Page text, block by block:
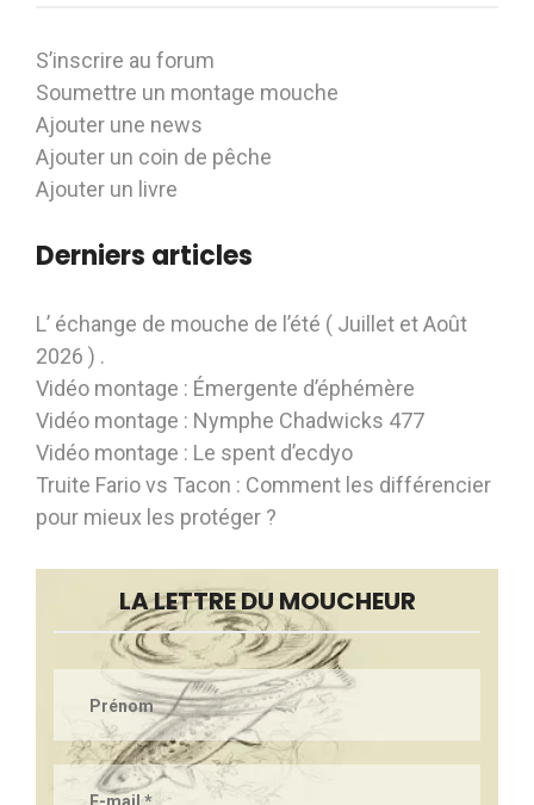
S’inscrire au forum
Soumettre un montage mouche
Ajouter une news
Ajouter un coin de pêche
Ajouter un livre
Derniers articles
L’ échange de mouche de l’été ( Juillet et Août
2026 ) .
Vidéo montage : Émergente d’éphémère
Vidéo montage : Nymphe Chadwicks 477
Vidéo montage : Le spent d’ecdyo
Truite Fario vs Tacon : Comment les différencier
pour mieux les protéger ?
LA LETTRE DU MOUCHEUR